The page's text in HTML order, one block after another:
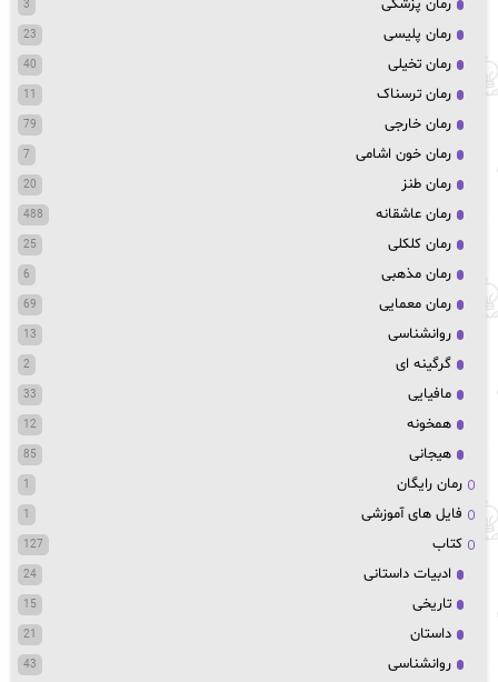
3
رمان پلیسی 23
رمان تخیلی 40
رمان ترسناک 11
رمان خارجی 79
رمان خون اشامی 7
رمان طنز 20
رمان عاشقانه 488
رمان کلکلی 25
رمان مذهبی 6
رمان معمایی 69
روانشناسی 13
گرگینه ای 2
مافیایی 33
همخونه 12
هیجانی 85
رمان رایگان 1
فایل های آموزشی 1
کتاب 127
ادبیات داستانی 24
تاریخی 15
داستان 21
روانشناسی 43